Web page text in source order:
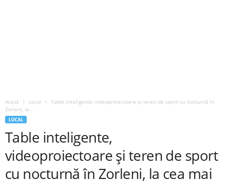
Acasă Local
Table inteligente, videoproiectoare și teren de sport cu nocturnă în
Zorleni, la...
LOCAL
Table inteligente,
videoproiectoare și teren de sport
cu nocturnă în Zorleni, la cea mai